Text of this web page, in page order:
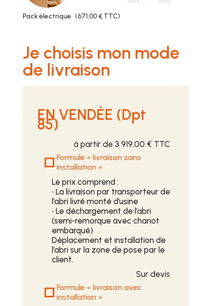
Pack électrique (671,00 € TTC)
Je choisis mon mode
de livraison
EN VENDÉE (Dpt
85)
à partir de 3 919,00 € TTC
Formule « livraison sans
installation »
Le prix comprend :
• La livraison par transporteur de
l’abri livré monté d’usine
• Le déchargement de l’abri
(semi-remorque avec chariot
embarqué)
Déplacement et installation de
l’abri sur la zone de pose par le
client.
Sur devis
Formule « livraison avec
installation »